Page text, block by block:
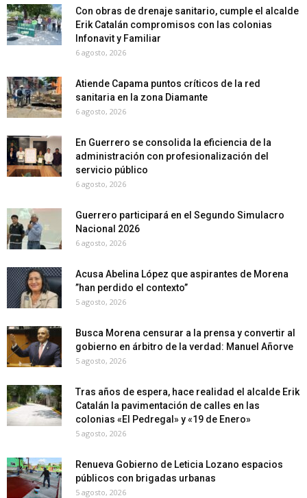
Con obras de drenaje sanitario, cumple el alcalde
Erik Catalán compromisos con las colonias
Infonavit y Familiar
6 agosto, 2026
Atiende Capama puntos críticos de la red
sanitaria en la zona Diamante
6 agosto, 2026
En Guerrero se consolida la eficiencia de la
administración con profesionalización del
servicio público
6 agosto, 2026
Guerrero participará en el Segundo Simulacro
Nacional 2026
6 agosto, 2026
Acusa Abelina López que aspirantes de Morena
”han perdido el contexto”
5 agosto, 2026
Busca Morena censurar a la prensa y convertir al
gobierno en árbitro de la verdad: Manuel Añorve
5 agosto, 2026
Tras años de espera, hace realidad el alcalde Erik
Catalán la pavimentación de calles en las
colonias «El Pedregal» y «19 de Enero»
5 agosto, 2026
Renueva Gobierno de Leticia Lozano espacios
públicos con brigadas urbanas
5 agosto, 2026